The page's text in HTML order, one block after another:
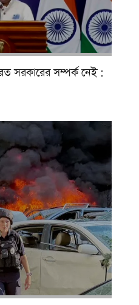
সরকারের সম্পর্ক নেই :